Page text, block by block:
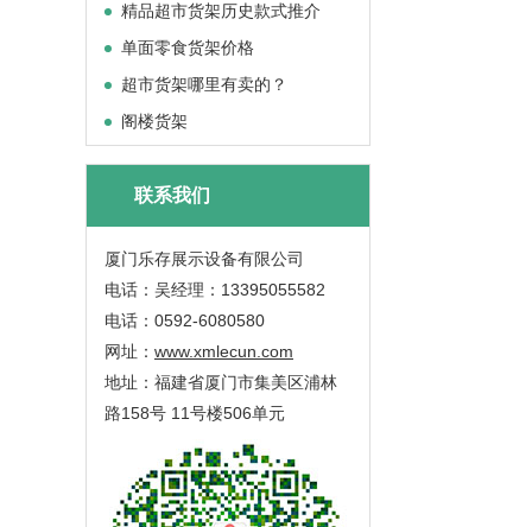
精品超市货架历史款式推介
单面零食货架价格
超市货架哪里有卖的？
阁楼货架
联系我们
厦门乐存展示设备有限公司
电话：吴经理：13395055582
电话：0592-6080580
网址： www.xmlecun.com
地址：福建省厦门市集美区浦林
路158号 11号楼506单元